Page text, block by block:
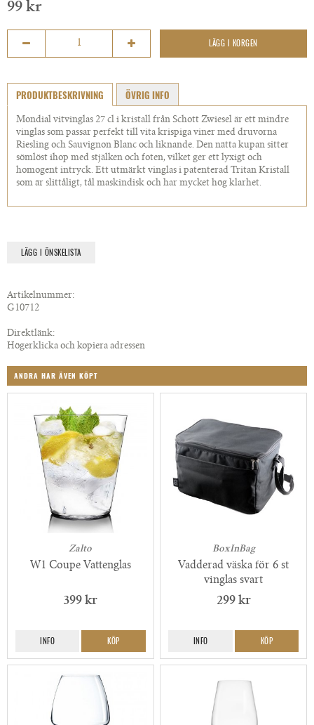
99 kr
LÄGG I KORGEN
PRODUKTBESKRIVNING ÖVRIG INFO
Mondial vitvinglas 27 cl i kristall från Schott Zwiesel är ett mindre
vinglas som passar perfekt till vita krispiga viner med druvorna
Riesling och Sauvignon Blanc och liknande. Den nätta kupan sitter
sömlöst ihop med stjälken och foten, vilket ger ett lyxigt och
homogent intryck. Ett utmärkt vinglas i patenterad Tritan Kristall
som är slittåligt, tål maskindisk och har mycket hög klarhet.
LÄGG I ÖNSKELISTA
Artikelnummer:
G10712
Direktlänk:
Högerklicka och kopiera adressen
ANDRA HAR ÄVEN KÖPT
Zalto
W1 Coupe Vattenglas
399 kr
INFO KÖP
BoxInBag
Vadderad väska för 6 st
vinglas svart
299 kr
INFO KÖP